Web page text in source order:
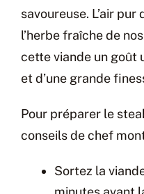
savoureuse. L’air
l’herbe fraîche de
cette viande un goût
et d’une grande
Pour préparer le
conseils de chef
Sortez la